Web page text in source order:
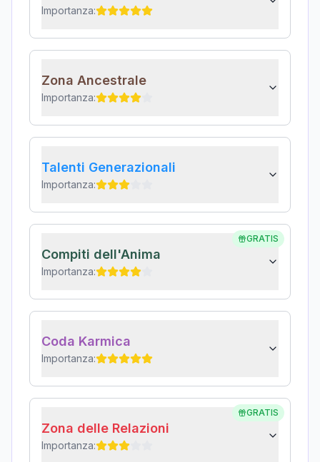
Importanza:
Zona Ancestrale
Importanza:
Talenti Generazionali
Importanza:
GRATIS
Compiti dell'Anima
Importanza:
Coda Karmica
Importanza:
GRATIS
Zona delle Relazioni
Importanza: